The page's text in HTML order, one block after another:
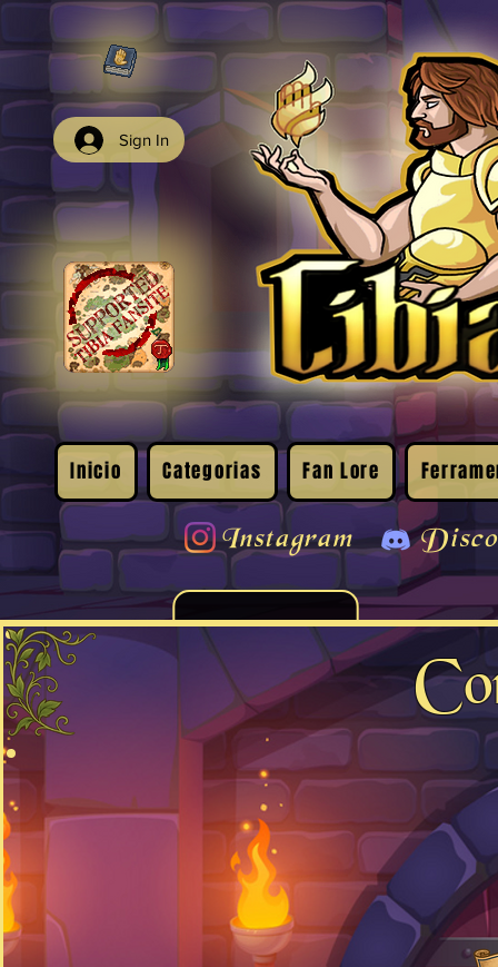
Sign In
Inicio Categorias Fan Lore
Instagram